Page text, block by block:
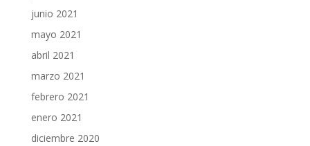
junio 2021
mayo 2021
abril 2021
marzo 2021
febrero 2021
enero 2021
diciembre 2020